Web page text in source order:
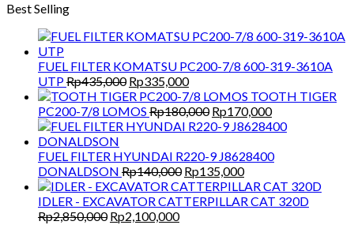
Best Selling
FUEL FILTER KOMATSU PC200-7/8 600-319-3610A
UTPRp435,000 Original
price
was:
Rp435,000.
Rp335,000Current
price
is:
Rp335,000.
TOOTH TIGER
PC200-7/8 LOMOS Rp180,000 Original
price
Rp180,000.
Rp170,000Current
price
Rp170,000.
FUEL FILTER HYUNDAI R220-9 J8628400
DONALDSON Rp140,000 Original
price
was:
Rp135,000Current
price
is:
IDLER - EXCAVATOR CATTERPILLAR CAT 320D
Rp2,850,000 Original
Rp2,100,000Current